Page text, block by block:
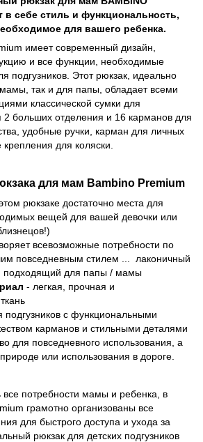
в себе стиль и функциональность,
для вашего ребенка.
имеет современный дизайн,
и все функции, необходимые
подгузников. Этот рюкзак, идеально
так и для папы, обладает всеми
классической сумки для
2 больших отделения и 16 карманов для
удобные ручки, карман для личных
для коляски.
для мам Bambino Premium
рюкзаке достаточно места для
вещей для вашей девочки или
всевозможные потребности по
повседневным стилем ... лаконичный
подходящий для папы / мамы
- легкая, прочная и
подгузников с функциональными
карманов и стильными деталями
для повседневного использования, а
или использования в дороге.
все потребности мамы и ребенка, в
грамотно организованы все
для быстрого доступа и ухода за
рюкзак для детских подгузников